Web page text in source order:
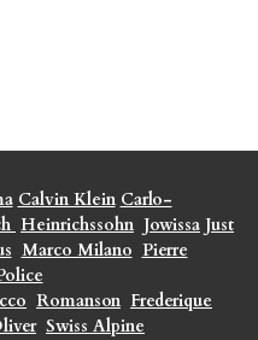
Calvin Klein Carlo-
Heinrichssohn Jowissa Just
Marco Milano Pierre
Romanson Frederique
Swiss Alpine